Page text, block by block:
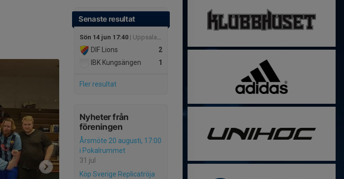
Senaste resultat
Sön 14 jun 17:40 | Uppsala summer gems
2
DIF Lions
1
IBK Kungsängen
Fler resultat
Nyheter från
föreningen
Årsmöte 20 augusti, 17:00
i Pokalrummet
31 jul
Köp Sverige Replicatröja